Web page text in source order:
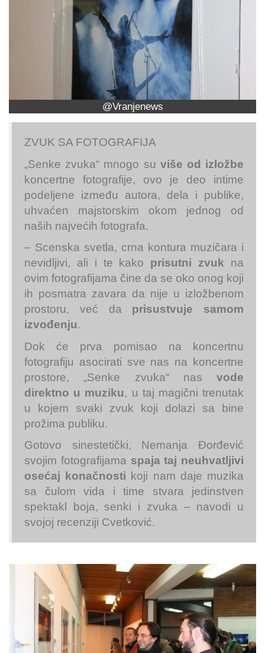
@Vranjenews
ZVUK SA FOTOGRAFIJA
„Senke zvuka“ mnogo su više od izložbe
koncertne fotografije, ovo je deo intime
podeljene između autora, dela i publike,
uhvaćen majstorskim okom jednog od
naših najvećih fotografa.
– Scenska svetla, crna kontura muzičara i
nevidljivi, ali i te kako prisutni zvuk na
ovim fotografijama čine da se oko onog koji
ih posmatra zavara da nije u izložbenom
prostoru, već da prisustvuje samom
izvođenju.
Dok će prva pomisao na koncertnu
fotografiju asocirati sve nas na koncertne
prostore, „Senke zvuka“ nas vode
direktno u muziku, u taj magični trenutak
u kojem svaki zvuk koji dolazi sa bine
prožima publiku.
Gotovo sinestetički, Nemanja Đorđević
svojim fotografijama spaja taj neuhvatljivi
osećaj konačnosti koji nam daje muzika
sa čulom vida i time stvara jedinstven
spektakl boja, senki i zvuka – navodi u
svojoj recenziji Cvetković.